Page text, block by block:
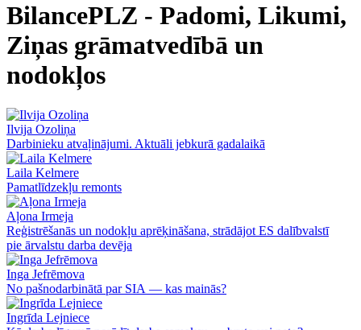
BilancePLZ - Padomi, Likumi,
Ziņas grāmatvedībā un
nodokļos
Ilvija Ozoliņa
Darbinieku atvaļinājumi. Aktuāli jebkurā gadalaikā
Laila Kelmere
Pamatlīdzekļu remonts
Aļona Irmeja
Reģistrēšanās un nodokļu aprēķināšana, strādājot ES dalībvalstī
pie ārvalstu darba devēja
Inga Jefrēmova
No pašnodarbinātā par SIA — kas mainās?
Ingrīda Lejniece